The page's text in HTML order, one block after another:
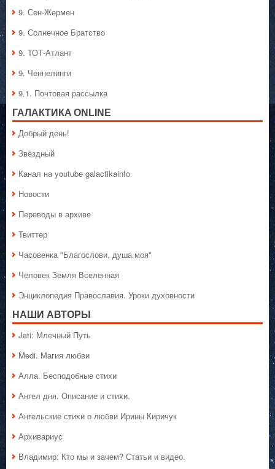
9. Сен-Жермен
9. Солнечное Братство
9. ТОТ-Атлант
9. Ченнелинги
9.1. Почтовая рассылка
ГАЛАКТИКA ONLINE
Добрый день!
Звёздный
Канал на youtube galactikainfo
Новости
Переводы в архиве
Твиттер
Часовенка "Благослови, душа моя"
Человек Земля Вселенная
Энциклопедия Православия. Уроки духовности
НАШИ АВТОРЫ
Jeti: Млечный Путь
Medi. Магия любви
Алла. Бесподобные стихи
Ангел дня. Описание и стихи.
Ангельские стихи о любви Ирины Киричук
Архивариус
Владимир: Кто мы и зачем? Статьи и видео.